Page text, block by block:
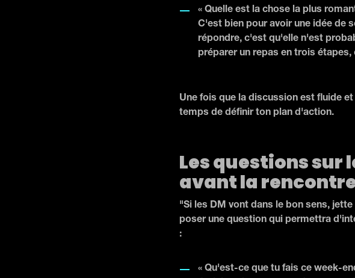
« Quelle est la chose la plus
C'est bien pour avoir une idée de
répondre, c'est qu'elle n'est
préparer un repas en trois
Une fois que la discussion est fluide
temps de définir ton plan d'action.
Les questions sur
avant la
"Si les DM vont dans le bon sens,
poser une question qui permettra
:
« Qu'est-ce que tu fais ce week-